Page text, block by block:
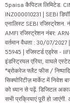
5paisa कैपिटल लिमिटेड.
INZ000010231 | SEBI
एनालिस्ट SEBI रजिस्ट्रेशन.
AMFI रजिस्ट्रेशन नंबर:
वर्तमान वैधता : 30/07/
55945 | रजिस्टर्ड एड्रेस -
इंडस्ट्रियल एरिया, वाघले
*ब्रोकरेज फ्लैट फीस /
सिक्योरिटीज़ मार्केट में
को ध्यान से पढ़ें. डिजिटल
सभी प्रक्रियाएं पूरी हो